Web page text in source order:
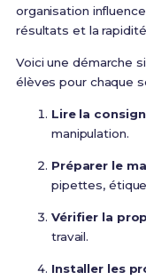
organisation
résultats et la rapidité
Voici une démarche
élèves pour chaque
Lire la
manipulation.
Préparer le
pipettes,
Vérifier la
travail.
Installer les